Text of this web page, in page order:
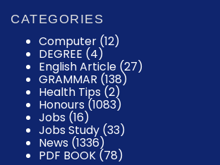
CATEGORIES
Computer (12)
DEGREE (4)
English Article (27)
GRAMMAR (138)
Health Tips (2)
Honours (1083)
Jobs (16)
Jobs Study (33)
News (1336)
PDF BOOK (78)